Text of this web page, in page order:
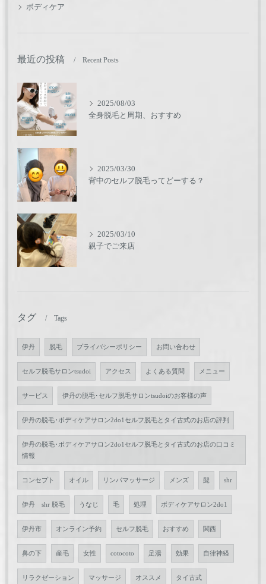
ボディケア
最近の投稿 Recent Posts
2025/08/03
全身脱毛と周期、おすすめ
2025/03/30
背中のセルフ脱毛ってどーする？
2025/03/10
親子でご来店
タグ Tags
伊丹 脱毛 プライバシーポリシー お問い合わせ
セルフ脱毛サロンtsudoi アクセス よくある質問 メニュー
サービス 伊丹の脱毛･セルフ脱毛サロンtsudoiのお客様の声
伊丹の脱毛･ボディケアサロン2do1セルフ脱毛とタイ古式のお店の評判
伊丹の脱毛･ボディケアサロン2do1セルフ脱毛とタイ古式のお店の口コミ
情報
コンセプト オイル リンパマッサージ メンズ 髭 shr
伊丹 shr 脱毛 うなじ 毛 処理 ボディケアサロン2do1
伊丹市 オンライン予約 セルフ脱毛 おすすめ 関西
鼻の下 産毛 女性 cotocoto 足湯 効果 自律神経
リラクゼーション マッサージ オススメ タイ古式